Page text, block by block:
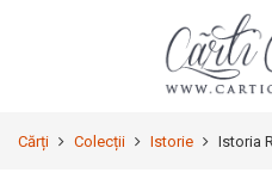
Cărți Colecții Istorie Istoria